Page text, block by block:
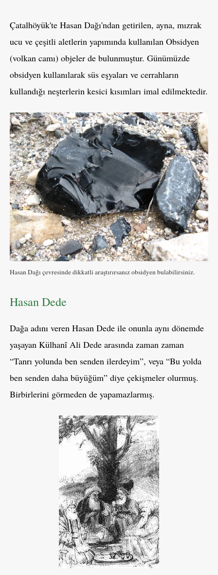
Çatalhöyük'te Hasan Dağı'ndan getirilen, ayna, mızrak
ucu ve çeşitli aletlerin yapımında kullanılan Obsidyen
(volkan camı) objeler de bulunmuştur. Günümüzde
obsidyen kullanılarak süs eşyaları ve cerrahların
kullandığı neşterlerin kesici kısımları imal edilmektedir.
Hasan Dağı çevresinde dikkatli araştırırsanız obsidyen bulabilirsiniz.
Hasan Dede
Dağa adını veren Hasan Dede ile onunla aynı dönemde
yaşayan Külhanî Ali Dede arasında zaman zaman
“Tanrı yolunda ben senden ilerdeyim”, veya “Bu yolda
ben senden daha büyüğüm” diye çekişmeler olurmuş.
Birbirlerini görmeden de yapamazlarmış.